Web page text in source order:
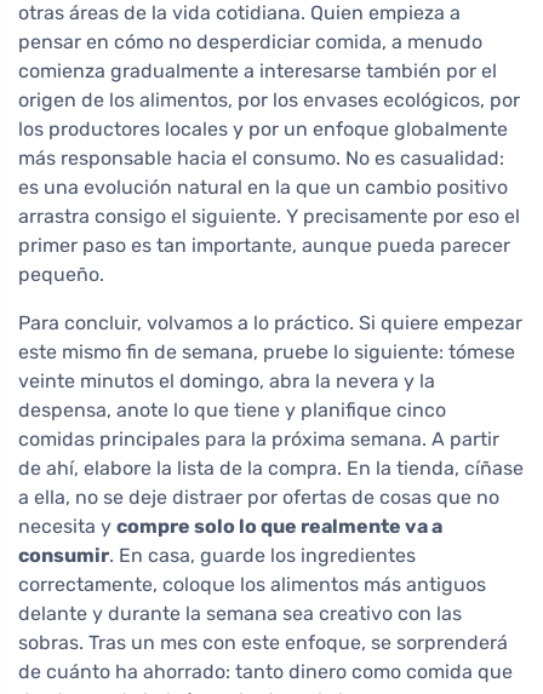
otras áreas de la vida cotidiana. Quien empieza a
pensar en cómo no desperdiciar comida, a menudo
comienza gradualmente a interesarse también por el
origen de los alimentos, por los envases ecológicos, por
los productores locales y por un enfoque globalmente
más responsable hacia el consumo. No es casualidad:
es una evolución natural en la que un cambio positivo
arrastra consigo el siguiente. Y precisamente por eso el
primer paso es tan importante, aunque pueda parecer
pequeño.
Para concluir, volvamos a lo práctico. Si quiere empezar
este mismo fin de semana, pruebe lo siguiente: tómese
veinte minutos el domingo, abra la nevera y la
despensa, anote lo que tiene y planifique cinco
comidas principales para la próxima semana. A partir
de ahí, elabore la lista de la compra. En la tienda, cíñase
a ella, no se deje distraer por ofertas de cosas que no
necesita y compre solo lo que realmente va a
consumir. En casa, guarde los ingredientes
correctamente, coloque los alimentos más antiguos
delante y durante la semana sea creativo con las
sobras. Tras un mes con este enfoque, se sorprenderá
de cuánto ha ahorrado: tanto dinero como comida que